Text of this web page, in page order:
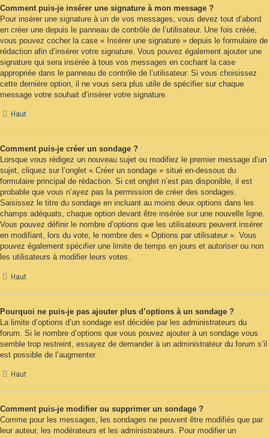
Comment puis-je insérer une signature à mon message ?
Pour insérer une signature à un de vos messages, vous devez tout d’abord
en créer une depuis le panneau de contrôle de l’utilisateur. Une fois créée,
vous pouvez cocher la case « Insérer une signature » depuis le formulaire de
rédaction afin d’insérer votre signature. Vous pouvez également ajouter une
signature qui sera insérée à tous vos messages en cochant la case
appropriée dans le panneau de contrôle de l’utilisateur. Si vous choisissez
cette dernière option, il ne vous sera plus utile de spécifier sur chaque
message votre souhait d’insérer votre signature.
Haut
Comment puis-je créer un sondage ?
Lorsque vous rédigez un nouveau sujet ou modifiez le premier message d’un
sujet, cliquez sur l’onglet « Créer un sondage » situé en-dessous du
formulaire principal de rédaction. Si cet onglet n’est pas disponible, il est
probable que vous n’ayez pas la permission de créer des sondages.
Saisissez le titre du sondage en incluant au moins deux options dans les
champs adéquats, chaque option devant être insérée sur une nouvelle ligne.
Vous pouvez définir le nombre d’options que les utilisateurs peuvent insérer
en modifiant, lors du vote, le nombre des « Options par utilisateur ». Vous
pouvez également spécifier une limite de temps en jours et autoriser ou non
les utilisateurs à modifier leurs votes.
Haut
Pourquoi ne puis-je pas ajouter plus d’options à un sondage ?
La limite d’options d’un sondage est décidée par les administrateurs du
forum. Si le nombre d’options que vous pouvez ajouter à un sondage vous
semble trop restreint, essayez de demander à un administrateur du forum s’il
est possible de l’augmenter.
Haut
Comment puis-je modifier ou supprimer un sondage ?
Comme pour les messages, les sondages ne peuvent être modifiés que par
leur auteur, les modérateurs et les administrateurs. Pour modifier un